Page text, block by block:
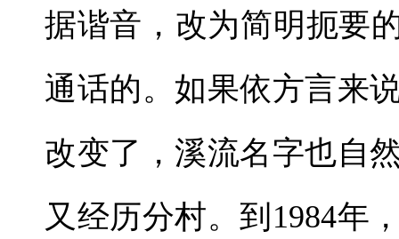
据谐音，改为简明扼要
通话的。如果依方言来
改变了，溪流名字也自
又经历分村。到1984年